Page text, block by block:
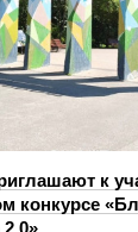
к
конкурсе
2.0»